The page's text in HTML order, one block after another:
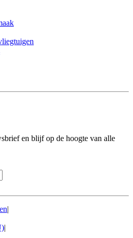
en blijf op de hoogte van alle
|
|